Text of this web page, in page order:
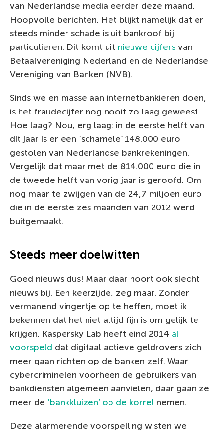
van Nederlandse media eerder deze maand.
Hoopvolle berichten. Het blijkt namelijk dat er
steeds minder schade is uit bankroof bij
particulieren. Dit komt uit nieuwe cijfers van
Betaalvereniging Nederland en de Nederlandse
Vereniging van Banken (NVB).
Sinds we en masse aan internetbankieren doen,
is het fraudecijfer nog nooit zo laag geweest.
Hoe laag? Nou, erg laag: in de eerste helft van
dit jaar is er een ‘schamele’ 148.000 euro
gestolen van Nederlandse bankrekeningen.
Vergelijk dat maar met de 814.000 euro die in
de tweede helft van vorig jaar is geroofd. Om
nog maar te zwijgen van de 24,7 miljoen euro
die in de eerste zes maanden van 2012 werd
buitgemaakt.
Steeds meer doelwitten
Goed nieuws dus! Maar daar hoort ook slecht
nieuws bij. Een keerzijde, zeg maar. Zonder
vermanend vingertje op te heffen, moet ik
bekennen dat het niet altijd fijn is om gelijk te
krijgen. Kaspersky Lab heeft eind 2014 al
voorspeld dat digitaal actieve geldrovers zich
meer gaan richten op de banken zelf. Waar
cybercriminelen voorheen de gebruikers van
bankdiensten algemeen aanvielen, daar gaan ze
meer de ‘bankkluizen’ op de korrel nemen.
Deze alarmerende voorspelling wisten we